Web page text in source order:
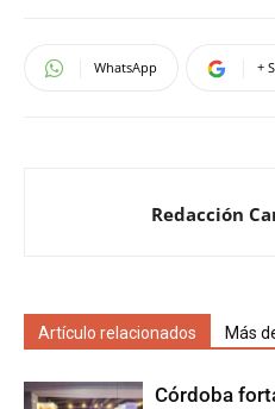
WhatsApp +
Redacción
Artículo relacionados Más
Córdoba